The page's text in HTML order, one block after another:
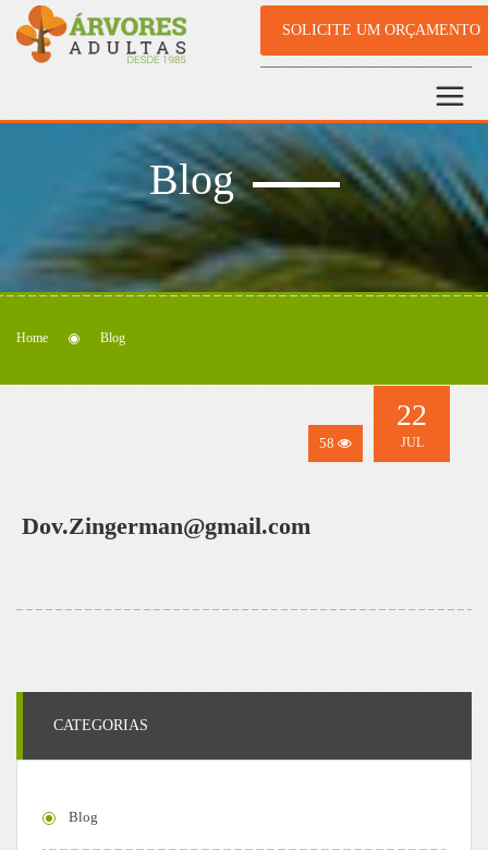
SOLICITE UM ORÇAMENTO
Blog
Home Blog
58
22
JUL
Dov.Zingerman@gmail.com
CATEGORIAS
Blog